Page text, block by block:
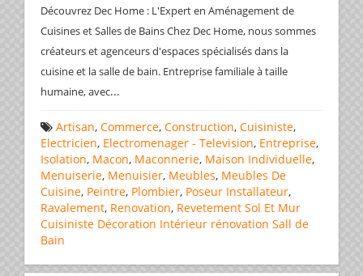
Découvrez Dec Home : L'Expert en Aménagement de
Cuisines et Salles de Bains Chez Dec Home, nous sommes
créateurs et agenceurs d'espaces spécialisés dans la
cuisine et la salle de bain. Entreprise familiale à taille
humaine, avec...
Artisan, Commerce, Construction, Cuisiniste,
Electricien, Electromenager - Television, Entreprise,
Isolation, Macon, Maconnerie, Maison Individuelle,
Menuiserie, Menuisier, Meubles, Meubles De
Cuisine, Peintre, Plombier, Poseur Installateur,
Ravalement, Renovation, Revetement Sol Et Mur
Cuisiniste Décoration Intérieur rénovation Sall de
Bain